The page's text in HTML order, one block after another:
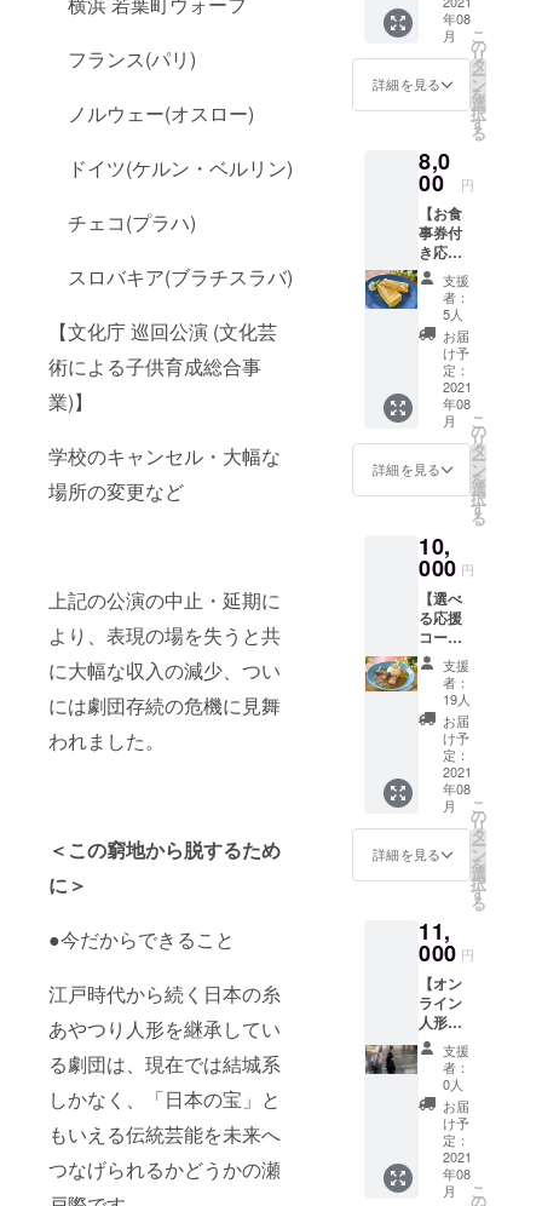
フランス(パリ)
ノルウェー(オスロー)
ドイツ(ケルン・ベルリン)
チェコ(プラハ)
スロバキア(ブラチスラバ)
【文化庁 巡回公演 (文化芸
術による子供育成総合事
業)】
学校のキャンセル・大幅な
場所の変更など
上記の公演の中止・延期に
より、表現の場を失うと共
に大幅な収入の減少、つい
には劇団存続の危機に見舞
われました。
＜この窮地から脱するため
に＞
●今だからできること
江戸時代から続く日本の糸
あやつり人形を継承してい
る劇団は、現在では結城系
しかなく、「日本の宝」と
もいえる伝統芸能を未来へ
つなげられるかどうかの瀬
の入場
前（開
演の30
にお入
りいた
解説を
行いま
す。 上
演後、
支援者
の方の
み、人
形・人
形遣い
と撮影
会を行
いま
す。 換
気や消
毒など
策を徹
底し、
す。 後
日お送
りする
ご案内
メール
に記載
する感
染防止
策を必
ずお読
み頂き
ご参加
下さ
い。
「アト
リエお
披露目
イベン
ト」の8
の回に
ご招待
いたし
ます。
古典小
作品を3
演目で
約40ほ
どの予
定で
す。 一
般の方
の入場
前（開
演の30
にお入
りいた
解説を
行いま
す。 上
演後、
支援者
の方の
み、人
形・人
形遣い
と撮影
会を行
いま
す。 換
気や消
毒など
策を徹
底し、
す。 後
日お送
りする
ご案内
メール
に記載
する感
染防止
策を必
ずお読
み頂き
ご参加
下さ
い。
ページ
掲載用
にご希
望のお
名前を
真はイ
メージ
です。
上演演
目とは
異なり
ます 8
月26日
(木)～
29(日)
に開催
する
「アト
リエお
披露目
イベン
ト」の8
の回に
ご招待
いたし
ます。
古典小
作品を3
演目で
約40ほ
どの予
定で
す。 一
般の方
の入場
前（開
演の30
にお入
りいた
解説を
行いま
す。 上
演後、
支援者
の方の
み、人
形・人
形遣い
と撮影
会を行
いま
す。 換
気や消
メール
・ホー
ムペー
ジにお
名前記
載 ・ア
完成
後、若
手劇団
員によ
る古典
小作品
の上演
会にご
招待 ※
備考欄
に、
ホーム
ページ
掲載用
にご希
望のお
名前を
真はイ
メージ
です。
上演演
目とは
異なり
ます 8
月26日
(木)～
29(日)
に開催
する
「アト
リエお
披露目
イベン
ト」の8
の回に
ご招待
いたし
ます。
古典小
作品を3
演目で
約40ほ
どの予
定で
す。 一
般の方
の入場
前（開
年08
月
詳細を見る
こ
の
リ
タ
ー
ン
を
選
択
す
る
8,0
00 円
【お食
事券付
き応援
コー
ス】 ・
お礼
メール
・ホー
ムペー
ジにお
名前掲
載 ・オ
オワニ
通リ
ステッ
カー ・
ニ通
リ マ
グカッ
プ又は
エコ
バック
・オオ
ワニ通
リでご
使用頂
ける
3,000円
分のお
食事券
※備考欄
に、
ホーム
望のお
名前を
ご記入
くださ
い ※マ
グカッ
プ／エ
コバッ
グのご
希望は
オプ
ション
からお
選びく
ださい
支援
者：
5人
お届
け予
定：
2021
年08
月
詳細を見る
こ
の
リ
タ
ー
ン
を
選
択
す
る
10,
000 円
【選べ
る応援
コー
ス】 ・
お礼
メール
・ホー
ムペー
ジにお
名前掲
載 ・オ
オワニ
通リ
ステッ
カー ・
オオワ
リ マ
グカッ
プ ・オ
オワニ
通リ
エコ
バック
・オオ
ワニ通
リでご
使用頂
ける
5,000円
分のお
食事券
支援
者：
19人
お届
け予
定：
2021
年08
月
詳細を見る
こ
の
リ
タ
ー
ン
を
選
択
す
る
11,
000 円
【オン
ライン
人形講
座コー
ス】 ・
お礼
メール
・ホー
ムペー
ジにお
名前掲
載 ※
支援
者：
0人
お届
け予
定：
2021
年08
月
こ
の